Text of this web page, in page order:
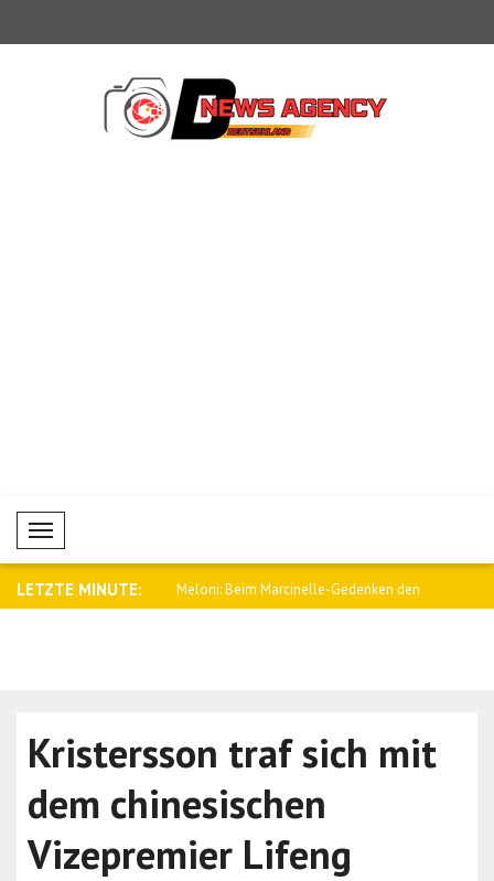
Mobil Menü
LETZTE MINUTE:
zwischen Meloni: Beim Marcinelle-Gedenken den
Kristersson traf sich mit
dem chinesischen
Vizepremier Lifeng